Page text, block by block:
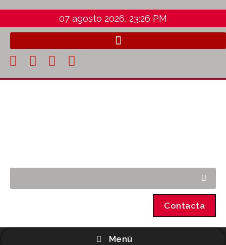
07 agosto 2026, 23:26 PM
Contacta
Menú